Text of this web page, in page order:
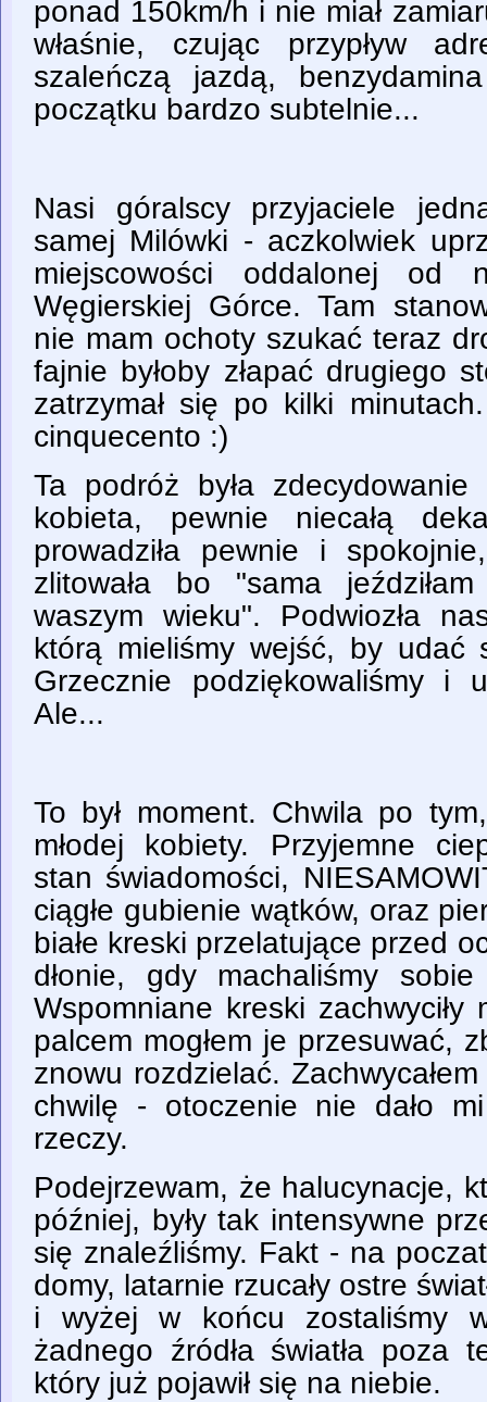
ponad 150km/h i nie miał
właśnie, czując przypływ
szaleńczą jazdą,
początku bardzo subtelnie...
Nasi góralscy przyjaciele
samej Milówki - aczkolwiek
miejscowości oddalonej od
Węgierskiej Górce. Tam
nie mam ochoty szukać teraz
fajnie byłoby złapać drugiego
zatrzymał się po kilki
cinquecento :)
Ta podróż była zdecydowanie
kobieta, pewnie niecałą
prowadziła pewnie i
zlitowała bo "sama
waszym wieku". Podwiozła
którą mieliśmy wejść, by udać
Grzecznie podziękowaliśmy i
Ale...
To był moment. Chwila po
młodej kobiety. Przyjemne
stan świadomości,
ciągłe gubienie wątków, oraz
białe kreski przelatujące przed
dłonie, gdy machaliśmy
Wspomniane kreski
palcem mogłem je przesuwać,
znowu rozdzielać.
chwilę - otoczenie nie dało
rzeczy.
Podejrzewam, że halucynacje,
później, były tak intensywne
się znaleźliśmy. Fakt - na
domy, latarnie rzucały ostre
i wyżej w końcu zostaliśmy
żadnego źródła światła poza
który już pojawił się na niebie.